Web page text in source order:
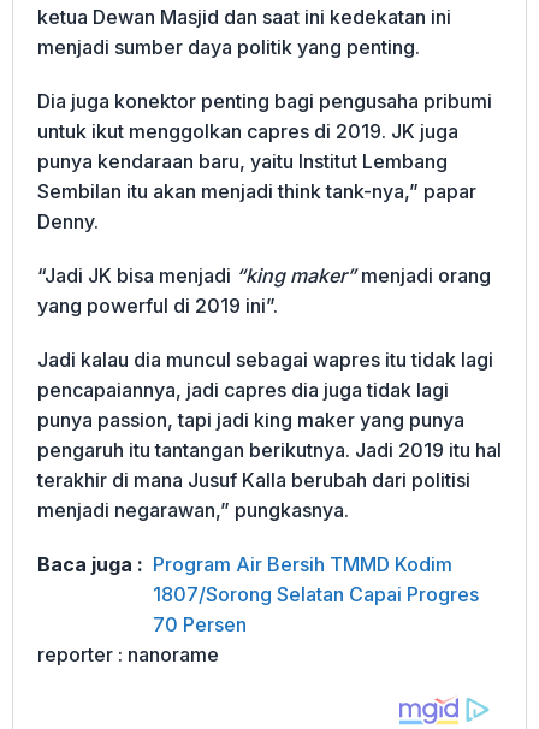
ketua Dewan Masjid dan saat ini kedekatan ini
menjadi sumber daya politik yang penting.
Dia juga konektor penting bagi pengusaha pribumi
untuk ikut menggolkan capres di 2019. JK juga
punya kendaraan baru, yaitu Institut Lembang
Sembilan itu akan menjadi think tank-nya,” papar
Denny.
“Jadi JK bisa menjadi “king maker”menjadi orang
yang powerful di 2019 ini”.
Jadi kalau dia muncul sebagai wapres itu tidak lagi
pencapaiannya, jadi capres dia juga tidak lagi
punya passion, tapi jadi king maker yang punya
pengaruh itu tantangan berikutnya. Jadi 2019 itu hal
terakhir di mana Jusuf Kalla berubah dari politisi
menjadi negarawan,” pungkasnya.
Baca juga : Program Air Bersih TMMD Kodim
1807/Sorong Selatan Capai Progres
70 Persen
reporter : nanorame